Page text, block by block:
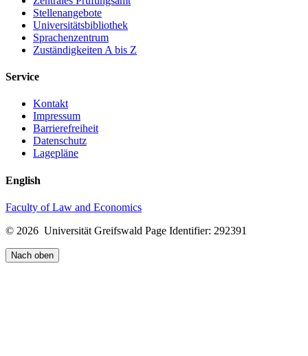
Stellenangebote
Universitätsbibliothek
Sprachenzentrum
Zuständigkeiten A bis Z
Service
Kontakt
Impressum
Barrierefreiheit
Datenschutz
Lagepläne
English
Faculty of Law and Economics
© 2026 Universität Greifswald Page Identifier: 292391
Nach oben